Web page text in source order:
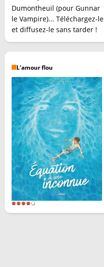
Dumontheuil (pour Gunnar
le Vampire)... Téléchargez-le
et diffusez-le sans tarder !
L’amour flou